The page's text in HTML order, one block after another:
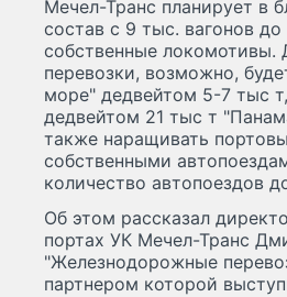
Мечел-Транс планирует в
состав с 9 тыс. вагонов
собственные локомотивы.
перевозки, возможно,
море" дедвейтом 5-7 тыс
дедвейтом 21 тыс т
также наращивать
собственными
количество автопоездов
Об этом рассказал
портах УК Мечел-Транс
"Железнодорожные
партнером которой